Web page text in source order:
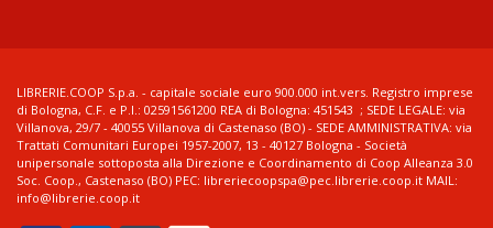
LIBRERIE.COOP S.p.a. - capitale sociale euro 900.000 int.vers. Registro imprese
di Bologna, C.F. e P.I.: 02591561200 REA di Bologna: 451543 ; SEDE LEGALE: via
Villanova, 29/7 - 40055 Villanova di Castenaso (BO) - SEDE AMMINISTRATIVA: via
Trattati Comunitari Europei 1957-2007, 13 - 40127 Bologna - Società
unipersonale sottoposta alla Direzione e Coordinamento di Coop Alleanza 3.0
Soc. Coop., Castenaso (BO) PEC: libreriecoopspa@pec.librerie.coop.it MAIL:
info@librerie.coop.it